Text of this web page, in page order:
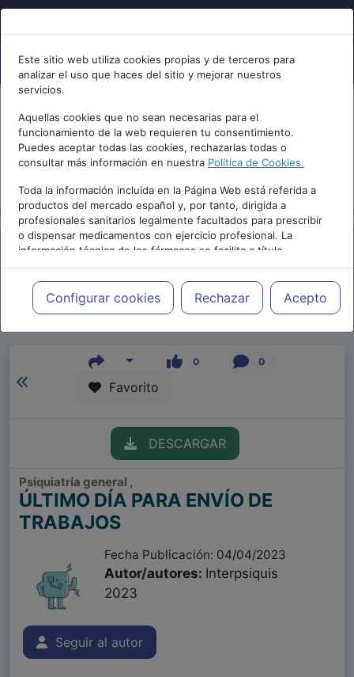
Este sitio web utiliza cookies propias y de terceros para
analizar el uso que haces del sitio y mejorar nuestros
servicios.
Aquellas cookies que no sean necesarias para el
funcionamiento de la web requieren tu consentimiento.
Puedes aceptar todas las cookies, rechazarlas todas o
consultar más información en nuestra Política de Cookies.
Toda la información incluida en la Página Web está referida a
productos del mercado español y, por tanto, dirigida a
profesionales sanitarios legalmente facultados para prescribir
o dispensar medicamentos con ejercicio profesional. La
información técnica de los fármacos se facilita a título
meramente informativo, siendo responsabilidad de los
profesionales facultados prescribir medicamentos y decidir, en
cada caso concreto, el tratamiento más adecuado a las
necesidades del paciente.
Configurar cookies Rechazar Acepto
Repositorio de Artículos |Blogs|
INTERPSIQUIS|
0 0
Favorito
DESCARGAR
Psiquiatría general ,
ÚLTIMO DÍA PARA ENVÍO DE
TRABAJOS
Fecha Publicación: 04/04/2023
Autor/autores: Interpsiquis
2023
Seguir al autor